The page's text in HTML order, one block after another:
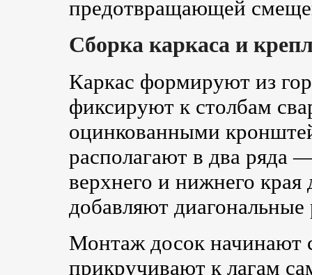
предотвращающей
Сборка каркаса и
Каркас формируют из
фиксируют к столбам
оцинкованными
располагают в два ряда
верхнего и нижнего края
добавляют
Монтаж досок начинают
прикручивают к лагам